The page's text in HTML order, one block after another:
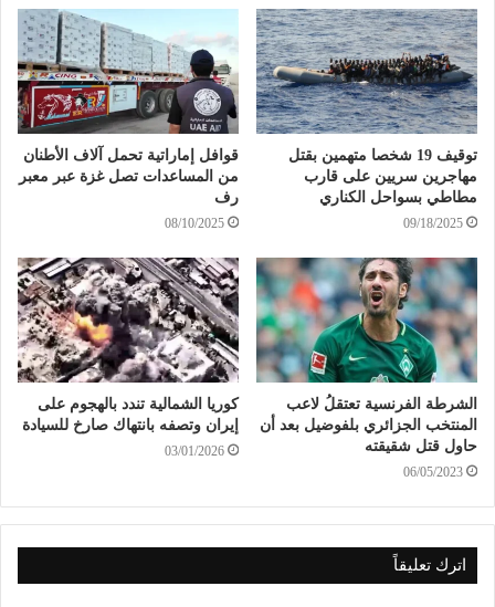
توقيف 19 شخصا متهمين بقتل
مهاجرين سريين على قارب
مطاطي بسواحل الكناري
09/18/2025
قوافل إماراتية تحمل آلاف الأطنان
من المساعدات تصل غزة عبر معبر
رف
08/10/2025
الشرطة الفرنسية تعتقلُ لاعب
المنتخب الجزائري بلفوضيل بعد أن
حاول قتل شقيقته
06/05/2023
كوريا الشمالية تندد بالهجوم على
إيران وتصفه بانتهاك صارخ للسيادة
03/01/2026
اترك تعليقاً